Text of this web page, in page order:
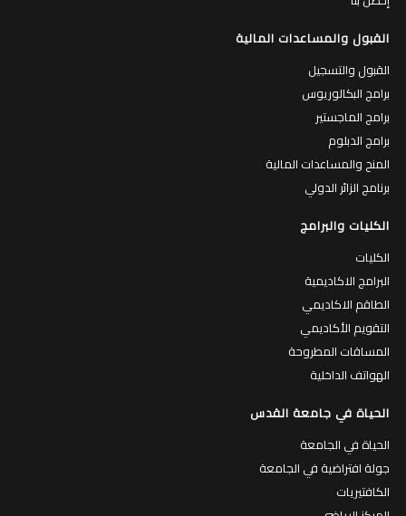
القبول والمساعدات المالية
القبول والتسجيل
برامج البكالوريوس
برامج الماجستير
برامج الدبلوم
المنح والمساعدات المالية
برنامج الزائر الدولي
الكليات والبرامج
الكليات
البرامج الاكاديمية
الطاقم الاكاديمي
التقويم الأكاديمي
المساقات المطروحة
الهواتف الداخلية
الحياة في جامعة القدس
الحياة في الجامعة
جولة افتراضية في الجامعة
الكافتيريات